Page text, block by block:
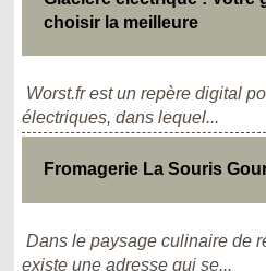
choisir la meilleure
Worst.fr est un repère digital
électriques, dans lequel...
Fromagerie La Souris
Dans le paysage culinaire de
existe une adresse qui se...